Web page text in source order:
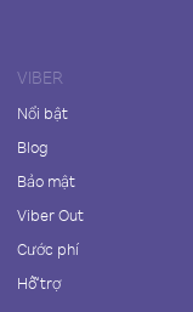
VIBER
Nổi bật
Blog
Bảo mật
Viber Out
Cước phí
Hỗ trợ